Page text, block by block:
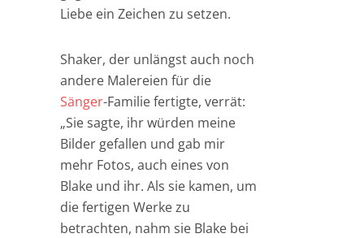
Liebe ein Zeichen zu setzen.
Shaker, der unlängst auch noch
andere Malereien für die
Sänger-Familie fertigte, verrät:
„Sie sagte, ihr würden meine
Bilder gefallen und gab mir
mehr Fotos, auch eines von
Blake und ihr. Als sie kamen, um
die fertigen Werke zu
betrachten, nahm sie Blake bei